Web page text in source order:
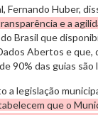
Fernando Huber,
e a
Brasil que
Abertos e que,
90% das guias
legislação
que o